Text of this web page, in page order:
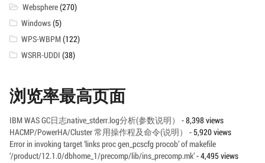
Websphere(270)
Windows(5)
WPS-WBPM(122)
WSRR-UDDI (38)
浏览率最高页面
IBM WAS GC日志native_stderr.log分析(参数说明）
- 8,398 views
HACMP/PowerHA/Cluster 常用操作程及命令(说明）
- 5,920 views
Error in invoking target ‘links proc gen_pcscfg procob’ of makefile
‘/product/12.1.0/dbhome_1/precomp/lib/ins_precomp.mk’- 4,495 views